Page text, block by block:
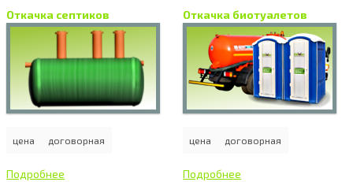
Откачка септиков
цена договорная
Подробнее
Откачка биотуалетов
цена договорная
Подробнее